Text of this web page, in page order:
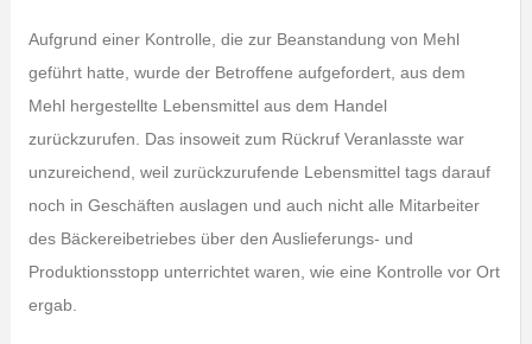
Aufgrund einer Kontrolle, die zur Beanstandung von Mehl
geführt hatte, wurde der Betroffene aufgefordert, aus dem
Mehl hergestellte Lebensmittel aus dem Handel
zurückzurufen. Das insoweit zum Rückruf Veranlasste war
unzureichend, weil zurückzurufende Lebensmittel tags darauf
noch in Geschäften auslagen und auch nicht alle Mitarbeiter
des Bäckereibetriebes über den Auslieferungs- und
Produktionsstopp unterrichtet waren, wie eine Kontrolle vor Ort
ergab.